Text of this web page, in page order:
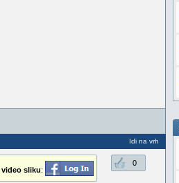
Idi na vrh
0
video sliku: